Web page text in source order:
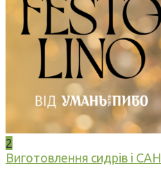
2
Виготовлення сидрів і САН